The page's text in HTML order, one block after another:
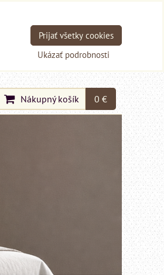
Nákupný košík 0 €
Ukázať podrobnosti
Prijať všetky cookies